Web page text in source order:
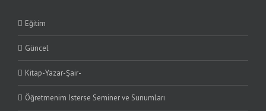
Eğitim
Güncel
Kitap-Yazar-Şair-
Öğretmenim İsterse Seminer ve Sunumları